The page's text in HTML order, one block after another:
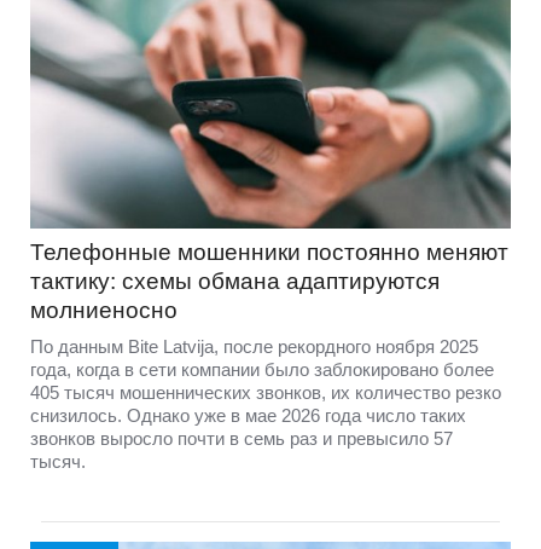
Телефонные мошенники постоянно меняют
тактику: схемы обмана адаптируются
молниеносно
По данным Bite Latvija, после рекордного ноября 2025
года, когда в сети компании было заблокировано более
405 тысяч мошеннических звонков, их количество резко
снизилось. Однако уже в мае 2026 года число таких
звонков выросло почти в семь раз и превысило 57
тысяч.